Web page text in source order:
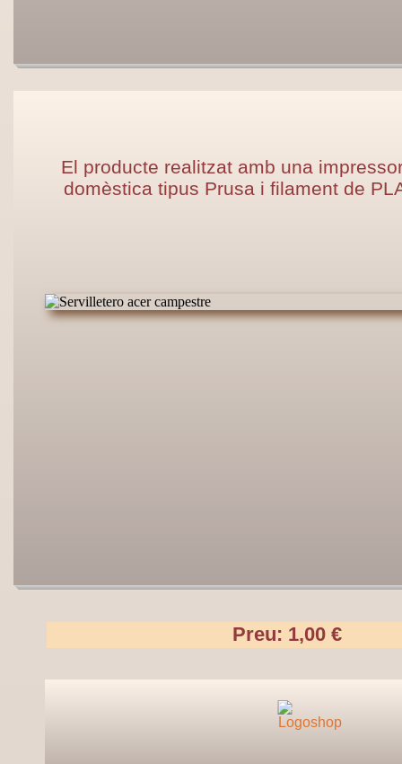
El producte realitzat amb una
domèstica tipus Prusa i filament de
Preu: 1,00 €